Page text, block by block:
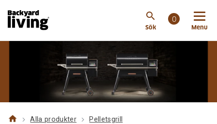
search
Sök
0
Menu
home Alla produkter Pelletsgrill